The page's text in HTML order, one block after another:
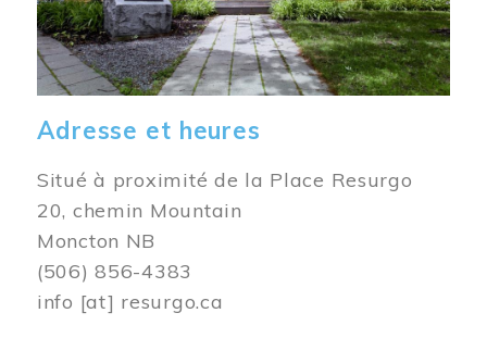
Adresse et heures
Situé à proximité de la Place Resurgo
20, chemin Mountain
Moncton NB
(506) 856-4383
info [at] resurgo.ca